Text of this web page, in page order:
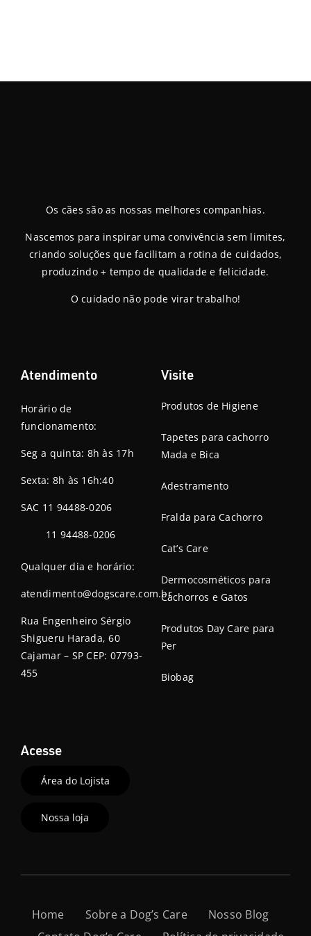
Os cães são as nossas melhores companhias.
Nascemos para inspirar uma convivência sem limites,
criando soluções que facilitam a rotina de cuidados,
produzindo + tempo de qualidade e felicidade.
O cuidado não pode virar trabalho!
Atendimento
Horário de
funcionamento:
Seg a quinta: 8h às 17h
Sexta: 8h às 16h:40
SAC 11 94488-0206
11 94488-0206
Qualquer dia e horário:
atendimento@dogscare.com.br
Rua Engenheiro Sérgio
Shigueru Harada, 60
Cajamar – SP CEP: 07793-
455
Visite
Produtos de Higiene
Tapetes para cachorro
Mada e Bica
Adestramento
Fralda para Cachorro
Cat’s Care
Dermocosméticos para
Cachorros e Gatos
Produtos Day Care para
Per
Biobag
Acesse
Área do Lojista
Nossa loja
Home Sobre a Dog’s Care
Nosso Blog